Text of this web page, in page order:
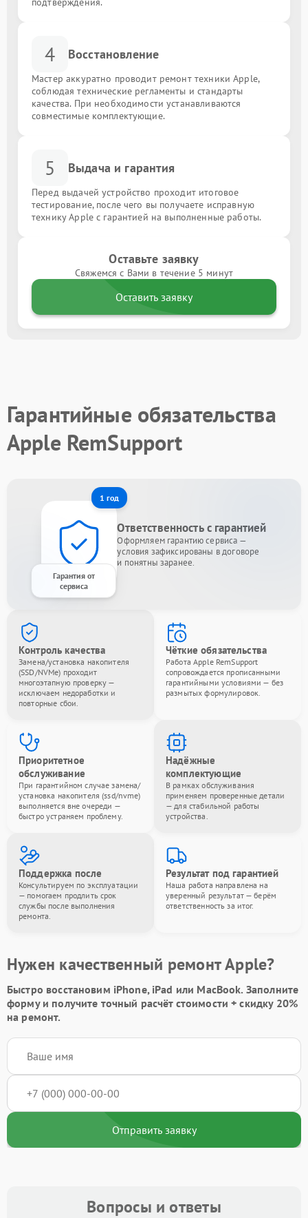
4 Восстановление
Мастер аккуратно проводит ремонт техники Apple,
соблюдая технические регламенты и стандарты
качества. При необходимости устанавливаются
совместимые комплектующие.
5 Выдача и гарантия
Перед выдачей устройство проходит итоговое
тестирование, после чего вы получаете исправную
технику Apple с гарантией на выполненные работы.
Оставьте заявку
Свяжемся с Вами в течение 5 минут
Оставить заявку
Гарантийные обязательства
Apple RemSupport
1 год
Гарантия от
сервиса
Ответственность с гарантией
Оформляем гарантию сервиса —
условия зафиксированы в договоре
и понятны заранее.
Контроль качества
Замена/установка накопителя
(SSD/NVMe) проходит
многоэтапную проверку —
исключаем недоработки и
повторные сбои.
Чёткие обязательства
Работа Apple RemSupport
сопровождается прописанными
гарантийными условиями — без
размытых формулировок.
Приоритетное
обслуживание
При гарантийном случае замена/
установка накопителя (ssd/nvme)
выполняется вне очереди —
быстро устраняем проблему.
Надёжные
комплектующие
В рамках обслуживания
применяем проверенные детали
— для стабильной работы
устройства.
Поддержка после
Консультируем по эксплуатации
— помогаем продлить срок
службы после выполнения
ремонта.
Результат под гарантией
Наша работа направлена на
уверенный результат — берём
ответственность за итог.
Нужен качественный ремонт Apple?
Быстро восстановим iPhone, iPad или MacBook. Заполните
формуи получите точный расчёт стоимости +скидку 20%
на ремонт.
Отправить заявку
Вопросы и ответы